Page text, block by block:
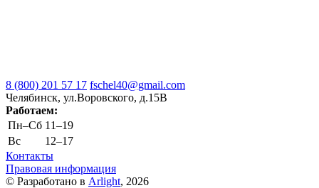
8 (800) 201 57 17 fschel40@gmail.com
Челябинск, ул.Воровского, д.15В
Работаем:
Пн–Cб 11–19
Вс
12–17
Контакты
Правовая информация
© Разработано в Arlight, 2026